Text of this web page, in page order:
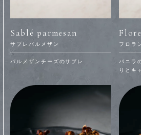
Sablé parmesan
サブレパルメザン
パルメザンチーズのサブレ
フロラ
バニラ
りとキ